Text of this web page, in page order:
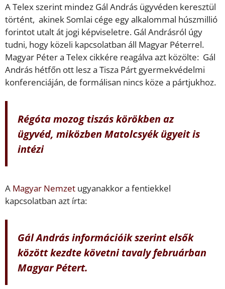
A Telex szerint mindez Gál András ügyvéden keresztül
történt, akinek Somlai cége egy alkalommal húszmillió
forintot utalt át jogi képviseletre. Gál Andrásról úgy
tudni, hogy közeli kapcsolatban áll Magyar Péterrel.
Magyar Péter a Telex cikkére reagálva azt közölte: Gál
András hétfőn ott lesz a Tisza Párt gyermekvédelmi
konferenciáján, de formálisan nincs köze a pártjukhoz.
Régóta mozog tiszás körökben az
ügyvéd, miközben Matolcsyék ügyeit is
intézi
A Magyar Nemzet ugyanakkor a fentiekkel
kapcsolatban azt írta:
Gál András információik szerint elsők
között kezdte követni tavaly februárban
Magyar Pétert.